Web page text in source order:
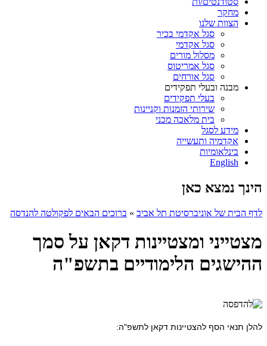
מחקר
הצוות שלנו
סגל אקדמי בכיר
סגל אקדמי
מסלול מורים
סגל אמריטוס
סגל אורחים
מבנה ובעלי תפקידים
בעלי תפקידים
שירותי הזמנות וקניינות
בית מלאכה מכני
מידע לסגל
אקדמיה ותעשייה
בינלאומיות
English
הינך נמצא כאן
לדף הבית של אוניברסיטת תל אביב » ברוכים הבאים לפקולטה להנדסה
מצטייני ומצטיינות דקאן על סמך
ההישגים הלימודיים בתשפ"ה
להלן תנאי הסף להצטיינות דקאן לתשפ"ה: